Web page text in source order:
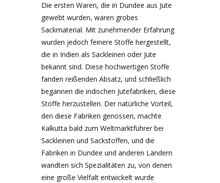
Die ersten Waren, die in Dundee aus Jute
gewebt wurden, waren grobes
Sackmaterial. Mit zunehmender Erfahrung
wurden jedoch feinere Stoffe hergestellt,
die in Indien als Sackleinen oder Jute
bekannt sind. Diese hochwertigen Stoffe
fanden reißenden Absatz, und schließlich
begannen die indischen Jutefabriken, diese
Stoffe herzustellen. Der natürliche Vorteil,
den diese Fabriken genossen, machte
Kalkutta bald zum Weltmarktführer bei
Sackleinen und Sackstoffen, und die
Fabriken in Dundee und anderen Ländern
wandten sich Spezialitäten zu, von denen
eine große Vielfalt entwickelt wurde